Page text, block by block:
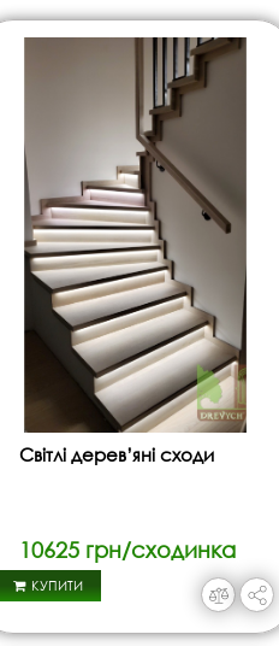
Світлі дерев’яні сходи
10625 грн/сходинка
КУПИТИ